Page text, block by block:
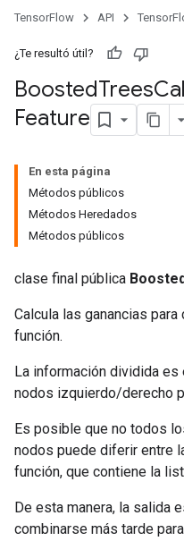
TensorFlow API
¿Te resultó útil?
BoostedTrees
Feature
En esta página
Métodos públicos
Métodos Heredados
Métodos públicos
clase final pública
Calcula las ganancias
función.
La información dividida
nodos izquierdo/derecho
Es posible que no todos
nodos puede diferir entre
función, que contiene la
De esta manera, la salida
combinarse más tarde